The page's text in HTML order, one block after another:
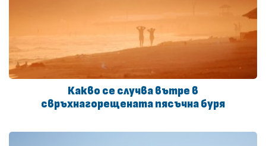
Какво се случва вътре в
свръхнагорещената пясъчна буря